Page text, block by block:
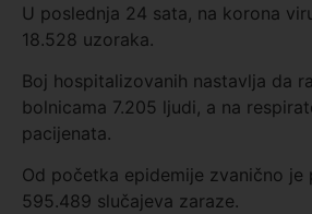
U poslednja 24 sata, na korona
18.528 uzoraka.
Boj hospitalizovanih nastavlja da
bolnicama 7.205 ljudi, a na
pacijenata.
Od početka epidemije zvanično je
595.489‬ slučajeva zaraze.